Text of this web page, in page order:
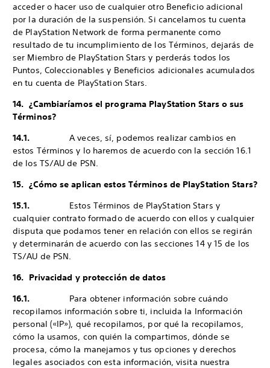
acceder o hacer uso de cualquier otro Beneficio adicional
por la duración de la suspensión. Si cancelamos tu cuenta
de PlayStation Network de forma permanente como
resultado de tu incumplimiento de los Términos, dejarás de
ser Miembro de PlayStation Stars y perderás todos los
Puntos, Coleccionables y Beneficios adicionales acumulados
en tu cuenta de PlayStation Stars.
14. ¿Cambiaríamos el programa PlayStation Stars o sus
Términos?
14.1.A veces, sí, podemos realizar cambios en
estos Términos y lo haremos de acuerdo con la sección 16.1
de los TS/AU de PSN.
15. ¿Cómo se aplican estos Términos de PlayStation Stars?
15.1. Estos Términos de PlayStation Stars y
cualquier contrato formado de acuerdo con ellos y cualquier
disputa que podamos tener en relación con ellos se regirán
y determinarán de acuerdo con las secciones 14 y 15 de los
TS/AU de PSN.
16. Privacidad y protección de datos
16.1. Para obtener información sobre cuándo
recopilamos información sobre ti, incluida la Información
personal («IP»), qué recopilamos, por qué la recopilamos,
cómo la usamos, con quién la compartimos, dónde se
procesa, cómo la manejamos y tus opciones y derechos
legales asociados con esta información, visita nuestra